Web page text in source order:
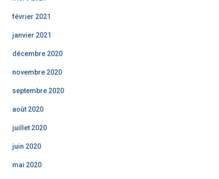
février 2021
janvier 2021
décembre 2020
novembre 2020
septembre 2020
août 2020
juillet 2020
juin 2020
mai 2020